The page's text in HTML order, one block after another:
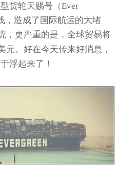
货轮天赐号（Ever
，造成了国际航运的大堵
，更严重的是，全球贸易将
元。好在今天传来好消息，
浮起来了！